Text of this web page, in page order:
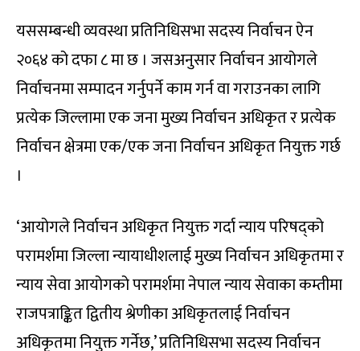
यससम्बन्धी व्यवस्था प्रतिनिधिसभा सदस्य निर्वाचन ऐन
२०६४ को दफा ८ मा छ । जसअनुसार निर्वाचन आयोगले
निर्वाचनमा सम्पादन गर्नुपर्ने काम गर्न वा गराउनका लागि
प्रत्येक जिल्लामा एक जना मुख्य निर्वाचन अधिकृत र प्रत्येक
निर्वाचन क्षेत्रमा एक/एक जना निर्वाचन अधिकृत नियुक्त गर्छ
।
‘आयोगले निर्वाचन अधिकृत नियुक्त गर्दा न्याय परिषद्को
परामर्शमा जिल्ला न्यायाधीशलाई मुख्य निर्वाचन अधिकृतमा र
न्याय सेवा आयोगको परामर्शमा नेपाल न्याय सेवाका कम्तीमा
राजपत्राङ्कित द्वितीय श्रेणीका अधिकृतलाई निर्वाचन
अधिकृतमा नियुक्त गर्नेछ,’ प्रतिनिधिसभा सदस्य निर्वाचन